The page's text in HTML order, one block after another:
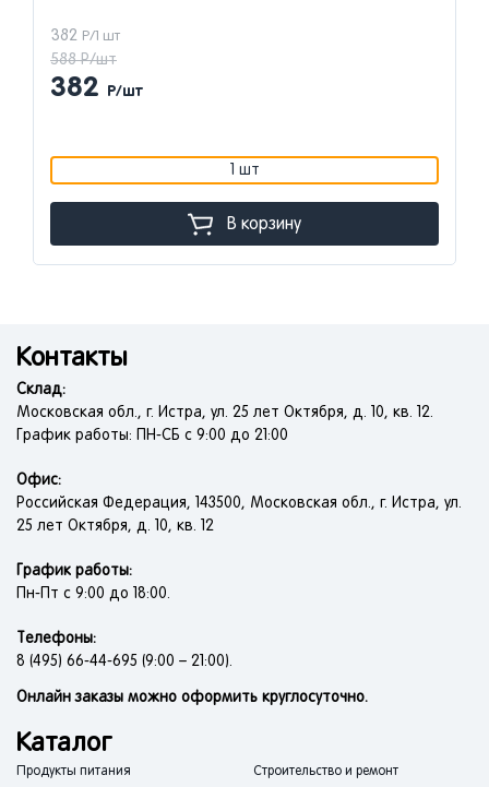
382 Р/1 шт
588 Р/шт
382 Р/шт
1 шт
В корзину
Контакты
Склад:
Московская обл., г. Истра, ул. 25 лет Октября, д. 10, кв. 12.
График работы: ПН-СБ с 9:00 до 21:00
Офис:
Российская Федерация, 143500, Московская обл., г. Истра, ул.
25 лет Октября, д. 10, кв. 12
График работы:
Пн-Пт с 9:00 до 18:00.
Телефоны:
8 (495) 66-44-695 (9:00 – 21:00).
Онлайн заказы можно оформить круглосуточно.
Каталог
Продукты питания Строительство и ремонт